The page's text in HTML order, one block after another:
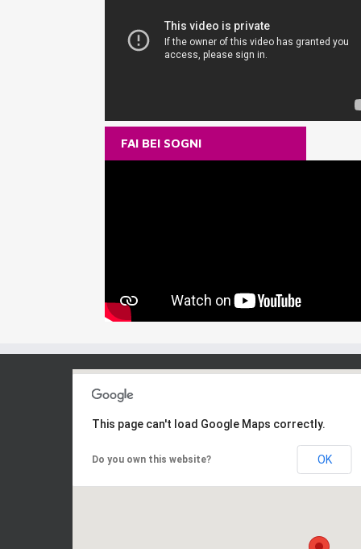
FAI BEI SOGNI
This page can't load Google Maps correctly.
Do you own this website? OK